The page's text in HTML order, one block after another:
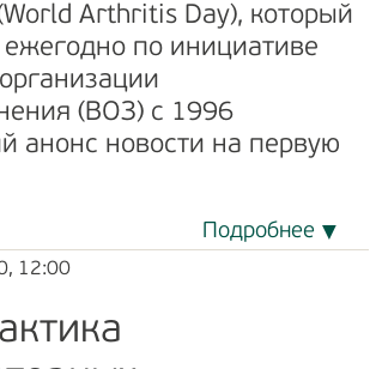
Arthritis Day), который
ежегодно по инициативе
(ВОЗ) с 1996
анонс новости на первую
Подробнее
12:00